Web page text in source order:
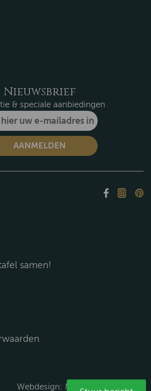
Nieuwsbrief
& speciale aanbiedingen
samen!
Webdesign: Media Solutions B.V.